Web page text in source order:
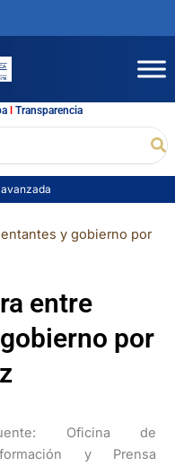
l Transparencia
y gobierno por
entre
por
Oficina de
y Prensa